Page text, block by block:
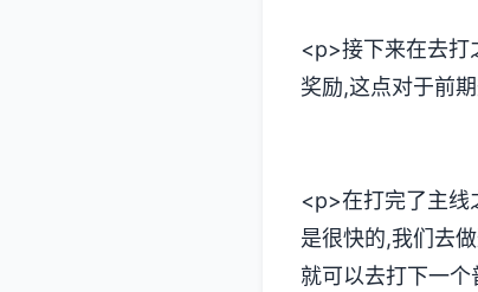
<p>接下来在去打
奖励,这点对于前
<p>在打完了主线
是很快的,我们去
就可以去打下一